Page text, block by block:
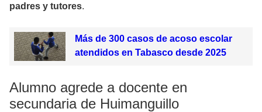
padres y tutores.
Más de 300 casos de acoso escolar
atendidos en Tabasco desde 2025
Alumno agrede a docente en
secundaria de Huimanguillo